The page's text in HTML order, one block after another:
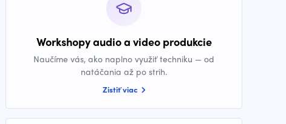
Workshopy audio a video produkcie
Naučíme vás, ako naplno využiť techniku — od
natáčania až po strih.
Zistiť viac